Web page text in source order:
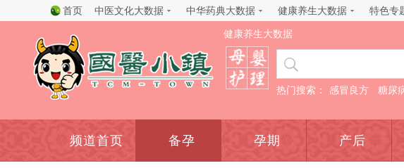
首页 中医文化大数据 中华药典大数据 健康养生大数据 特色专
健康养生大数据
热门搜索： 感冒良方 糖尿
频道首页 备孕 孕期 产后